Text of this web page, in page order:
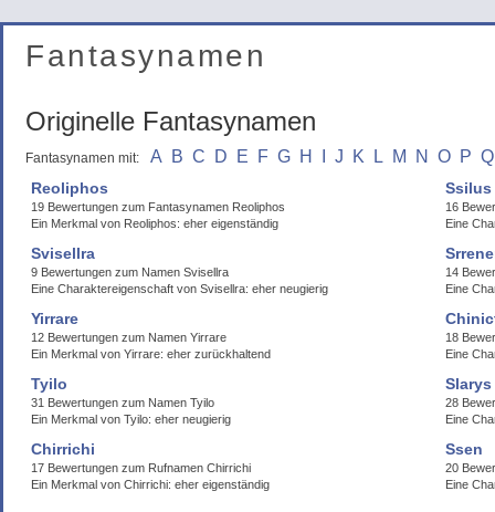
Fantasynamen
Originelle Fantasynamen
Fantasynamen mit: A B C D E F G H J K L M N O P Q
Reoliphos
19 Bewertungen zum Fantasynamen Reoliphos
Ein Merkmal von Reoliphos: eher eigenständig
Ssilus
16
Eine
Svisellra
9 Bewertungen zum Namen Svisellra
Eine Charaktereigenschaft von Svisellra: eher neugierig
14
Eine
Yirrare
12 Bewertungen zum Namen Yirrare
Ein Merkmal von Yirrare: eher zurückhaltend
18
Eine
Tyilo
31 Bewertungen zum Namen Tyilo
Ein Merkmal von Tyilo: eher neugierig
Slarys
28
Eine
Chirrichi
17 Bewertungen zum Rufnamen Chirrichi
Ein Merkmal von Chirrichi: eher eigenständig
Ssen
20
Eine